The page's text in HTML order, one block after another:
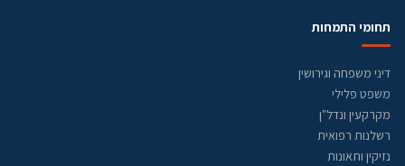
תחומי התמחות
דיני משפחה וגירושין
משפט פלילי
מקרקעין ונדל"ן
רשלנות רפואית
נזיקין ותאונות